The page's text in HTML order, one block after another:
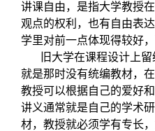
讲课自由，是指大学教授
观点的权利，也有自由表
学里对前一点体现得较好
旧大学在课程设计上
就是那时没有统编教材，
教授可以根据自己的爱好
讲义通常就是自己的学术
材，教授就必须学有专长